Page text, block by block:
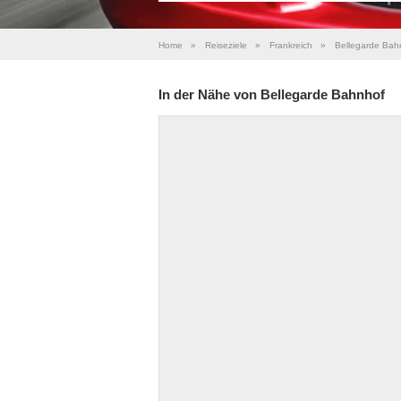
Home » Reiseziele » Frankreich » Bellegarde
In der Nähe von Bellegarde Bahnhof